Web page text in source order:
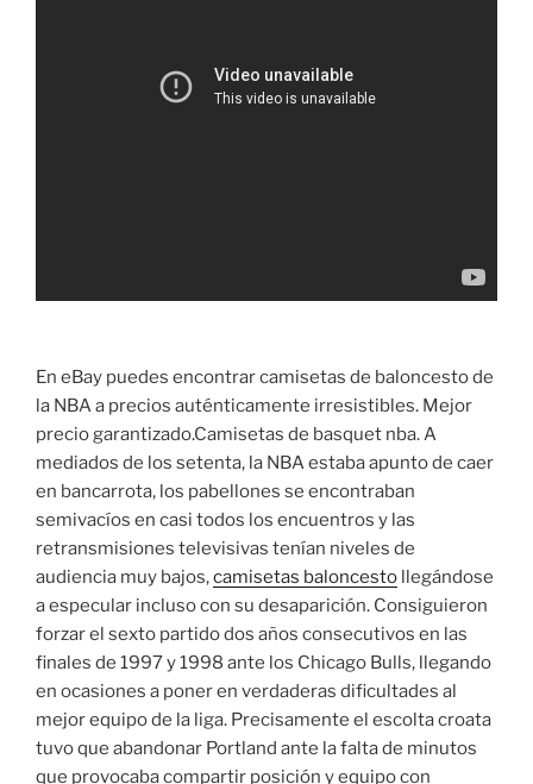
En eBay puedes encontrar camisetas de baloncesto de
la NBA a precios auténticamente irresistibles. Mejor
precio garantizado.Camisetas de basquet nba. A
mediados de los setenta, la NBA estaba apunto de caer
en bancarrota, los pabellones se encontraban
semivacíos en casi todos los encuentros y las
retransmisiones televisivas tenían niveles de
audiencia muy bajos,camisetas baloncesto llegándose
a especular incluso con su desaparición. Consiguieron
forzar el sexto partido dos años consecutivos en las
finales de 1997 y 1998 ante los Chicago Bulls, llegando
en ocasiones a poner en verdaderas dificultades al
mejor equipo de la liga. Precisamente el escolta croata
tuvo que abandonar Portland ante la falta de minutos
que provocaba compartir posición y equipo con